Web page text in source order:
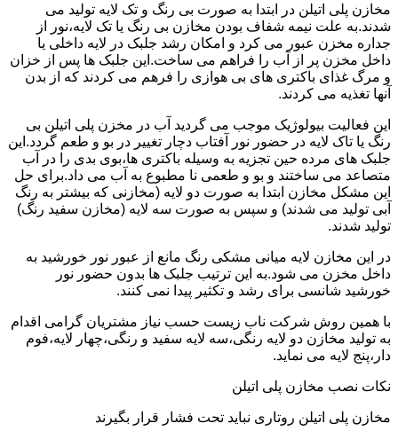
مخازن پلی اتیلن در ابتدا به صورت بی رنگ و تک لایه تولید می
شدند.به علت نیمه شفاف بودن مخازن بی رنگ یا تک لایه،نور از
جداره مخزن عبور می کرد و امکان رشد جلبک در لایه داخلی یا
داخل مخزن پر از آب را فراهم می ساخت.این جلبک ها پس از خزان
و مرگ غذای باکتری های بی هوازی را فرهم می کردند که از بدن
آنها تغذیه می کردند.
این فعالیت بیولوژیک موجب می گردید آب در مخزن پلی اتیلن بی
رنگ یا تاک لایه در حضور نور آفتاب دچار تغییر در بو و طعم گردد.این
جلبک های مرده حین تجزیه به وسیله باکتری ها،بوی بدی را در آب
متصاعد می ساختند و بو و طعمی نا مطبوع به آب می داد.برای حل
این مشکل مخازن ابتدا به صورت دو لایه (مخازنی که بیشتر به رنگ
آبی تولید می شدند) و سپس به صورت سه لایه (مخازن سفید رنگ)
تولید شدند.
در این مخازن لایه میانی مشکی رنگ مانع از عبور نور خورشید به
داخل مخزن می شود.به این ترتیب جلبک ها بدون حضور نور
خورشید شانسی برای رشد و تکثیر پیدا نمی کنند.
با همین روش شرکت ناب زیست حسب نیاز مشتریان گرامی اقدام
به تولید مخازن دو لایه رنگی،سه لایه سفید و رنگی،چهار لایه،فوم
دار،پنج لایه می نماید.
نکات نصب مخازن پلی اتیلن
مخازن پلی اتیلن روتاری نباید تحت فشار قرار بگیرند